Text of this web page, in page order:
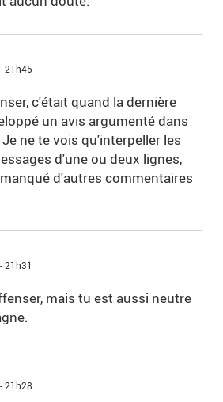
21h45
c'était quand la dernière
un avis argumenté dans
ne te vois qu'interpeller les
d'une ou deux lignes,
d'autres commentaires
21h31
mais tu est aussi neutre
21h28